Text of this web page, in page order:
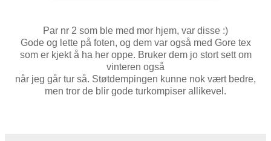
Par nr 2 som ble med mor hjem, var disse :)
Gode og lette på foten, og dem var også med Gore tex
som er kjekt å ha her oppe. Bruker dem jo stort sett om
vinteren også
når jeg går tur så. Støtdempingen kunne nok vært bedre,
men tror de blir gode turkompiser allikevel.